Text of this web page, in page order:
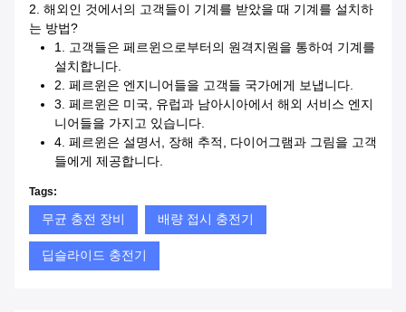
2. 해외인 것에서의 고객들이 기계를 받았을 때 기계를 설치하
는 방법?
1. 고객들은 페르윈으로부터의 원격지원을 통하여 기계를
설치합니다.
2. 페르윈은 엔지니어들을 고객들 국가에게 보냅니다.
3. 페르윈은 미국, 유럽과 남아시아에서 해외 서비스 엔지
니어들을 가지고 있습니다.
4. 페르윈은 설명서, 장해 추적, 다이어그램과 그림을 고객
들에게 제공합니다.
Tags:
무균 충전 장비 배량 접시 충전기
딥슬라이드 충전기